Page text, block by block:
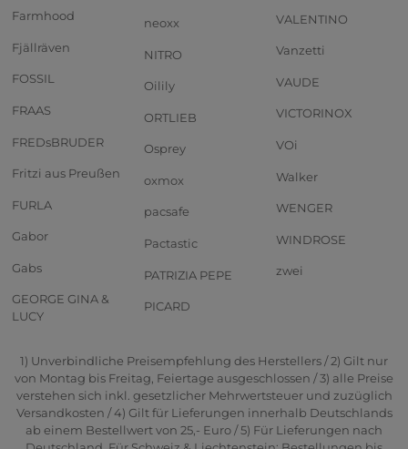
Farmhood
Fjällräven
FOSSIL
FRAAS
FREDsBRUDER
Fritzi aus Preußen
FURLA
Gabor
Gabs
GEORGE GINA &
LUCY
neoxx
NITRO
Oilily
ORTLIEB
Osprey
oxmox
pacsafe
Pactastic
PATRIZIA PEPE
PICARD
VALENTINO
Vanzetti
VAUDE
VICTORINOX
VOi
Walker
WENGER
WINDROSE
zwei
1) Unverbindliche Preisempfehlung des Herstellers / 2) Gilt nur
von Montag bis Freitag, Feiertage ausgeschlossen / 3) alle Preise
verstehen sich inkl. gesetzlicher Mehrwertsteuer und zuzüglich
Versandkosten / 4) Gilt für Lieferungen innerhalb Deutschlands
ab einem Bestellwert von 25,- Euro / 5) Für Lieferungen nach